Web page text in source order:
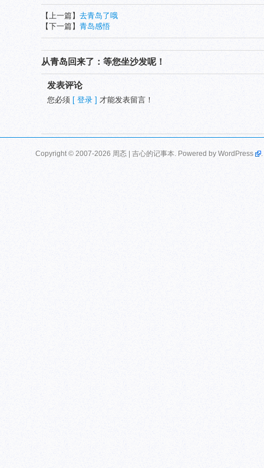
【上一篇】 去青岛了哦
【下一篇】 青岛感悟
从青岛回来了：等您坐沙发呢！
发表评论
您必须 [ 登录 ] 才能发表留言！
Copyright © 2007-2026 周忞 | 吉心的记事本. Powered by WordPress